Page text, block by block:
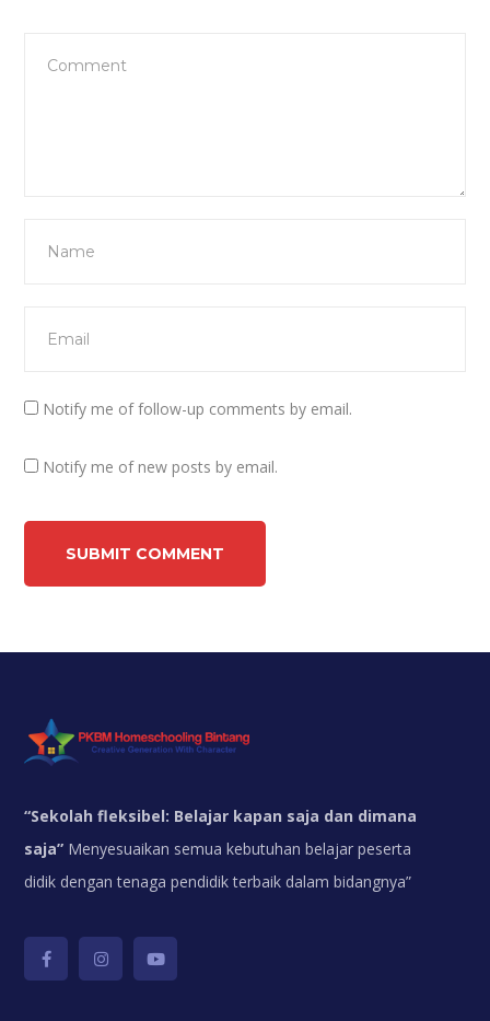
Notify me of follow-up comments by email.
Notify me of new posts by email.
“Sekolah fleksibel: Belajar kapan saja dan dimana
saja” Menyesuaikan semua kebutuhan belajar peserta
didik dengan tenaga pendidik terbaik dalam bidangnya”